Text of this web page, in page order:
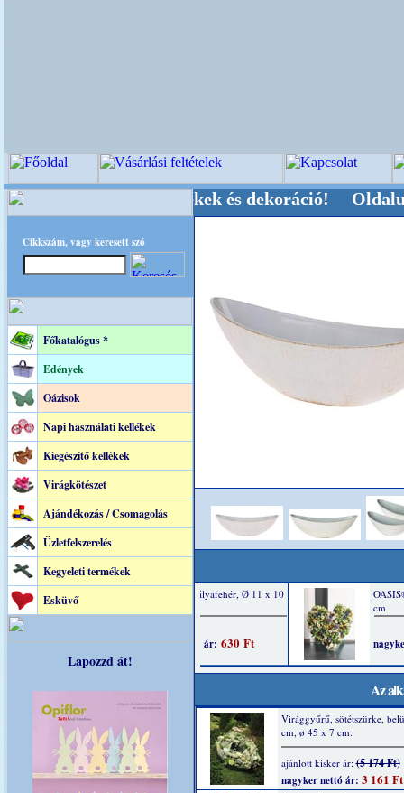
Cikkszám, vagy keresett szó
Főkatalógus *
Edények
Oázisok
Napi használati kellékek
Kiegészítő kellékek
Virágkötészet
Ajándékozás / Csomagolás
Üzletfelszerelés
Kegyeleti termékek
Esküvő
Lapozzd át!
kellékek és dekoráció! Oldalunkat
Az
Virággyűrű, sötétszürke,
cm, ø 45 x 7 cm.
ajánlott kisker ár:(5 174 Ft)
nagyker nettó ár: 3 161 Ft